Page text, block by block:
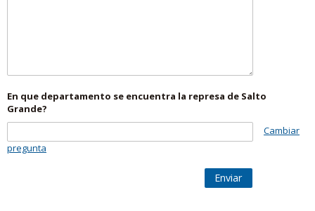
En que departamento se encuentra la represa de Salto
Grande?
Cambiar
pregunta
Enviar